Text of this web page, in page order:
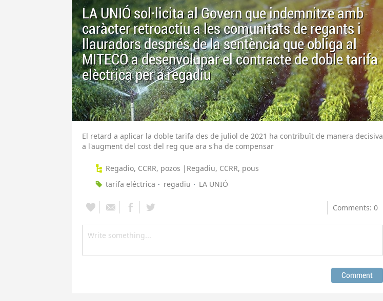
LA UNIÓ sol·licita al Govern que indemnitze amb
caràcter retroactiu a les comunitats de regants i
llauradors després de la sentència que obliga al
MITECO a desenvolupar el contracte de doble tarifa
elèctrica per a regadiu
El retard a aplicar la doble tarifa des de juliol de 2021 ha contribuït de manera decisiva
a l'augment del cost del reg que ara s'ha de compensar
Regadio, CCRR, pozos |Regadiu, CCRR, pous
tarifa eléctrica
regadiu LA UNIÓ
Comments: 0